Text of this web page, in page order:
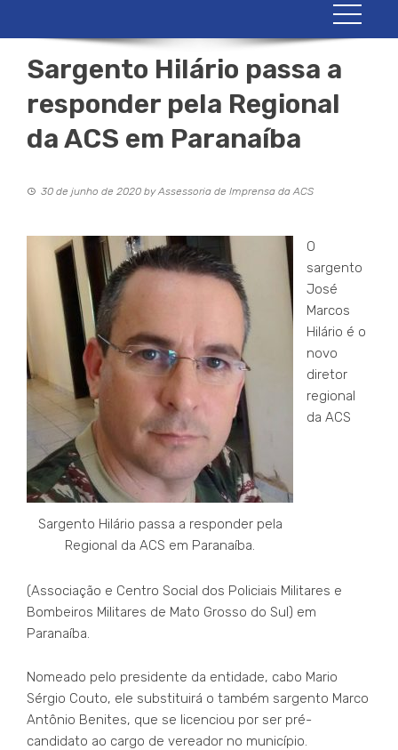
Sargento Hilário passa a
responder pela Regional
da ACS em Paranaíba
30 de junho de 2020 byAssessoria de Imprensa da ACS
Sargento Hilário passa a responder pela
Regional da ACS em Paranaíba.
O
sargento
José
Marcos
Hilário é o
novo
diretor
regional
da ACS
(Associação e Centro Social dos Policiais Militares e
Bombeiros Militares de Mato Grosso do Sul) em
Paranaíba.
Nomeado pelo presidente da entidade, cabo Mario
Sérgio Couto, ele substituirá o também sargento Marco
Antônio Benites, que se licenciou por ser pré-
candidato ao cargo de vereador no município.